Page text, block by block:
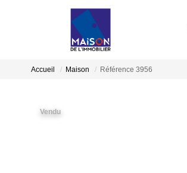
Accueil Maison Référence 3956
Vendu